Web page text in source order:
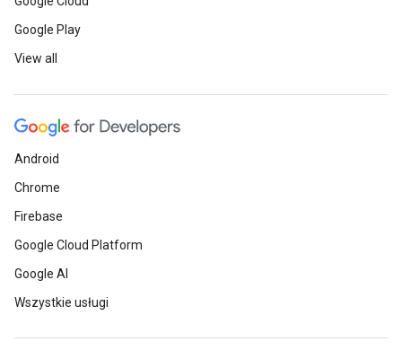
Google Play
View all
Android
Chrome
Firebase
Google Cloud Platform
Google AI
Wszystkie usługi